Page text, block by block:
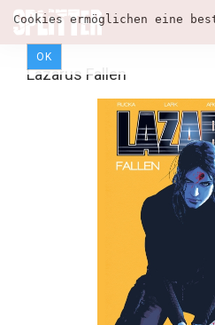
Cookies ermöglichen eine
OK
Lazarus Fallen